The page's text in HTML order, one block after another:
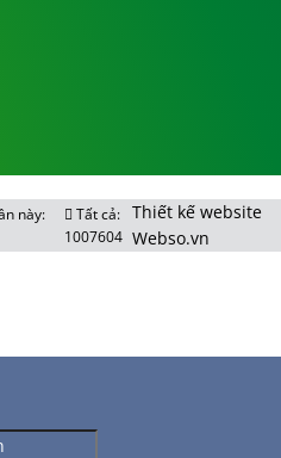
này:
Tất cả:
1007604
Thiết kế website
Webso.vn